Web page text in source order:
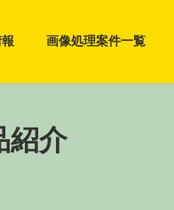
画像処理案件一覧
紹介